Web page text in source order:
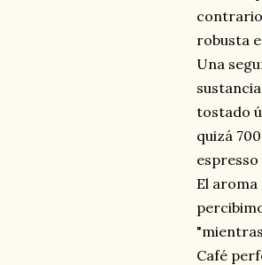
robusta
Una
tostado
quizá
El
Café